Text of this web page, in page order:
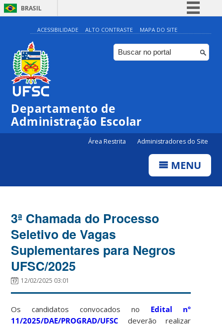
BRASIL
Simplifique!
Comunica BR
Participe
ACESSIBILIDADE ALTO CONTRASTE MAPA DO SITE
Departamento de
Administração Escolar
Área Restrita Administradores do Site
MENU
3ª Chamada do Processo
Seletivo de Vagas
Suplementares para Negros
UFSC/2025
12/02/2025 03:01
Os candidatos convocados no Edital nº
11/2025/DAE/PROGRAD/UFSC deverão realizar